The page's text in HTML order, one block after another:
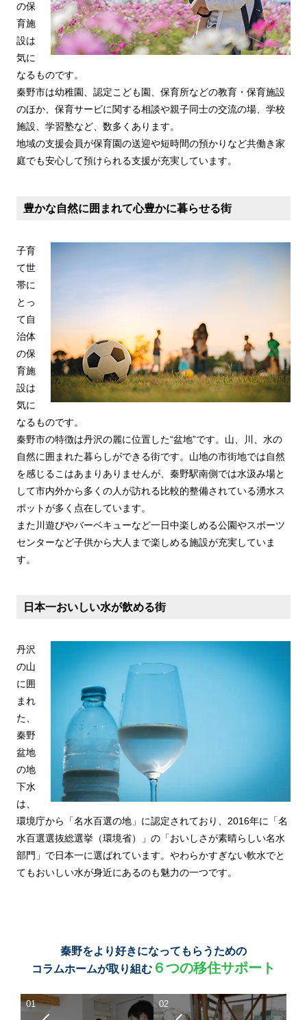
の保
育施
設は
気に
なるものです。
秦野市は幼稚園、認定こども園、保育所などの教育・保育施設
のほか、保育サービに関する相談や親子同士の交流の場、学校
施設、学習塾など、数多くあります。
地域の支援会員が保育園の送迎や短時間の預かりなど共働き家
庭でも安心して預けられる支援が充実しています。
豊かな自然に囲まれて心豊かに暮らせる街
子育
て世
帯に
とっ
て自
治体
の保
育施
設は
気に
なるものです。
秦野市の特徴は丹沢の麗に位置した“盆地”です。山、川、水の
自然に囲まれた暮らしができる街です。山地の市街地では自然
を感じるこはあまりありませんが、秦野駅南側では水汲み場と
して市内外から多くの人が訪れる比較的整備されている湧水ス
ポットが多く点在しています。
また川遊びやバーベキューなど一日中楽しめる公園やスポーツ
センターなど子供から大人まで楽しめる施設が充実していま
す。
日本一おいしい水が飲める街
丹沢
の山
に囲
まれ
た、
秦野
盆地
の地
下水
は、
環境庁から「名水百選の地」に認定されており、2016年に「名
水百選選抜総選挙（環境省）」の「おいしさが素晴らしい名水
部門」で日本一に選ばれています。やわらかすぎない軟水でと
てもおいしい水が身近にあるのも魅力の一つです。
秦野をより好きになってもらうための
コラムホームが取り組む６つの移住サポート
01 02